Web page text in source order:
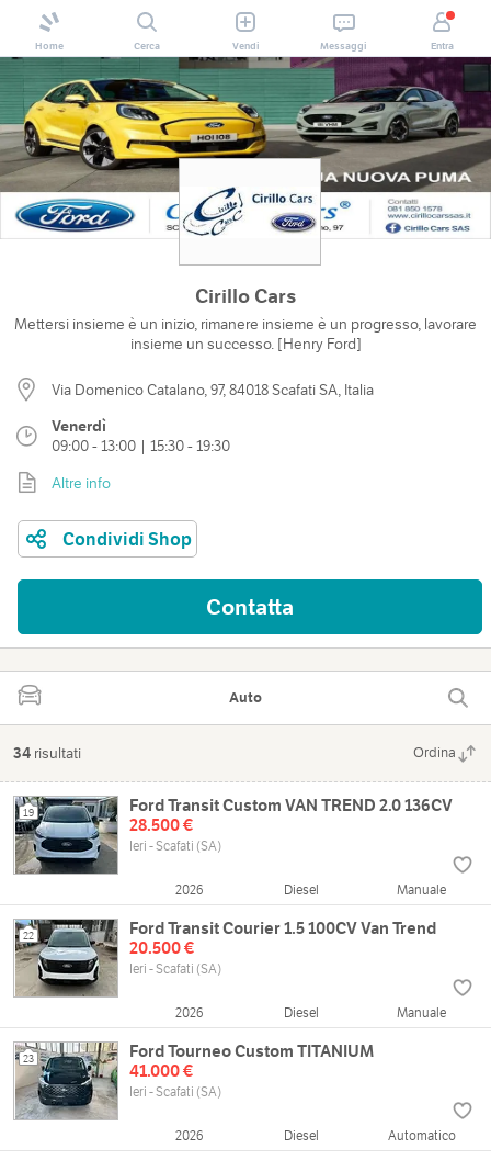
Home Cerca Vendi Messaggi Entra
Cirillo Cars
Mettersi insieme è un inizio, rimanere insieme è un progresso, lavorare
insieme un successo. [Henry Ford]
Via Domenico Catalano, 97, 84018 Scafati SA, Italia
Venerdì
09:00 - 13:00 | 15:30 - 19:30
Altre info
Condividi Shop
Contatta
Auto
34 risultati Ordina
19
Ford Transit Custom VAN TREND 2.0 136CV
28.500 €
Ieri - Scafati (SA)
2026 Diesel Manuale
22
Ford Transit Courier 1.5 100CV Van Trend
20.500 €
Ieri - Scafati (SA)
2026 Diesel Manuale
23
Ford Tourneo Custom TITANIUM
41.000 €
Ieri - Scafati (SA)
2026 Diesel Automatico